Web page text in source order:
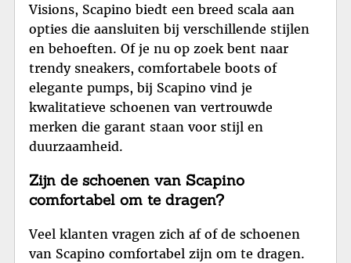
Visions, Scapino biedt een breed scala aan
opties die aansluiten bij verschillende stijlen
en behoeften. Of je nu op zoek bent naar
trendy sneakers, comfortabele boots of
elegante pumps, bij Scapino vind je
kwalitatieve schoenen van vertrouwde
merken die garant staan voor stijl en
duurzaamheid.
Zijn de schoenen van Scapino
comfortabel om te dragen?
Veel klanten vragen zich af of de schoenen
van Scapino comfortabel zijn om te dragen.